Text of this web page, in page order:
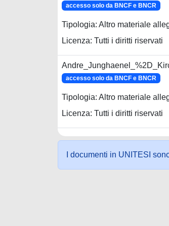
accesso solo da BNCF e BNCR
Tipologia: Altro materiale
Licenza: Tutti i diritti riservati
accesso solo da BNCF e BNCR
Tipologia: Altro materiale
Licenza: Tutti i diritti riservati
I documenti in UNITESI